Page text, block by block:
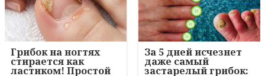
Грибок на ногтях
стирается как
ластиком! Простой
За 5 дней исчезнет
даже самый
застарелый грибок: